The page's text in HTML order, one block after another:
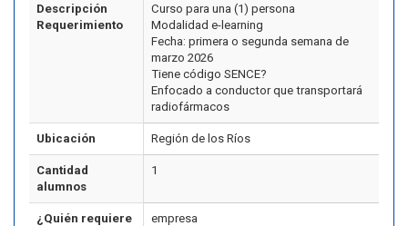
Descripción
Requerimiento
Curso para una (1) persona
Modalidad e-learning
Fecha: primera o segunda semana de
marzo 2026
Tiene código SENCE?
Enfocado a conductor que transportará
radiofármacos
Ubicación Región de los Ríos
Cantidad
alumnos
1
¿Quién requiere
empresa